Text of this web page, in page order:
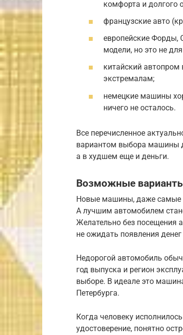
комфорта и долгого
французские авто
европейские Форды,
модели, но это не
китайский
экстремалам;
немецкие машины
ничего не осталось.
Все перечисленное
вариантом выбора машины
а в худшем еще и деньги.
Возможные
Новые машины, даже самые
А лучшим автомобилем
Желательно без посещения
не ожидать появления
Недорогой автомобиль
год выпуска и регион
выборе. В идеале это
Петербурга.
Когда человеку
удостоверение, понятно